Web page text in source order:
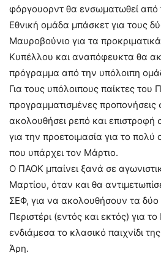
φόργουορντ θα ενσωματωθεί από
Εθνική ομάδα μπάσκετ για τους
Μαυροβούνιο για τα
Κυπέλλου και αναπόφευκτα θα
πρόγραμμα από την υπόλοιπη
Για τους υπόλοιπους παίκτες
προγραμματισμένες προπονήσεις
ακολουθήσει ρεπό και επιστροφή
για την προετοιμασία για το
που υπάρχει τον Μάρτιο.
Ο ΠΑΟΚ μπαίνει ξανά σε
Μαρτίου, όταν και θα
ΣΕΦ, για να ακολουθήσουν τα δύο
Περιστέρι (εντός και εκτός) για
ενδιάμεσα το κλασικό παιχνίδι
Άρη.